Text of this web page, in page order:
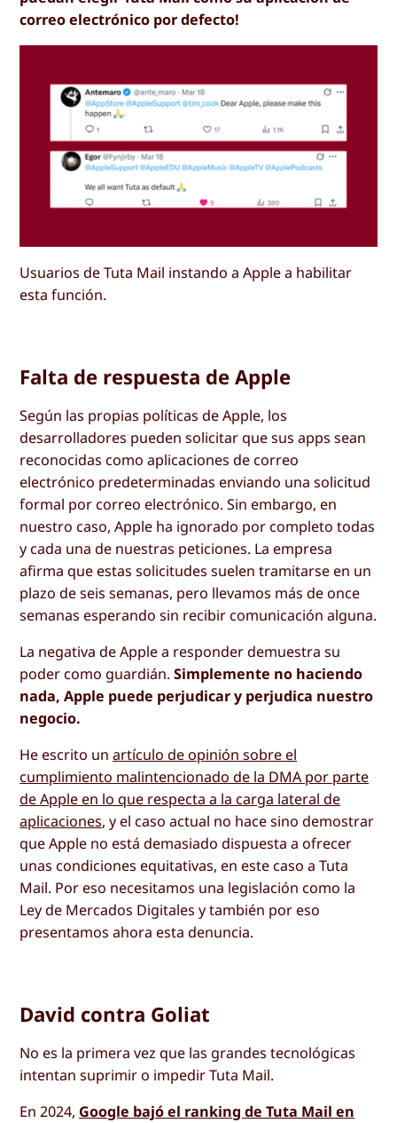
correo electrónico por defecto!
Usuarios de Tuta Mail instando a Apple a habilitar
esta función.
Falta de respuesta de Apple
Según las propias políticas de Apple, los
desarrolladores pueden solicitar que sus apps sean
reconocidas como aplicaciones de correo
electrónico predeterminadas enviando una solicitud
formal por correo electrónico. Sin embargo, en
nuestro caso, Apple ha ignorado por completo todas
y cada una de nuestras peticiones. La empresa
afirma que estas solicitudes suelen tramitarse en un
plazo de seis semanas, pero llevamos más de once
semanas esperando sin recibir comunicación alguna.
La negativa de Apple a responder demuestra su
poder como guardián.Simplemente no haciendo
nada, Apple puede perjudicar y perjudica nuestro
negocio.
He escrito unartículo de opinión sobre el
cumplimiento malintencionado de la DMA por parte
de Apple en lo que respecta a la carga lateral de
aplicaciones, y el caso actual no hace sino demostrar
que Apple no está demasiado dispuesta a ofrecer
unas condiciones equitativas, en este caso a Tuta
Mail. Por eso necesitamos una legislación como la
Ley de Mercados Digitales y también por eso
presentamos ahora esta denuncia.
David contra Goliat
No es la primera vez que las grandes tecnológicas
intentan suprimir o impedir Tuta Mail.
En 2024, Google bajó el ranking de Tuta Mail en